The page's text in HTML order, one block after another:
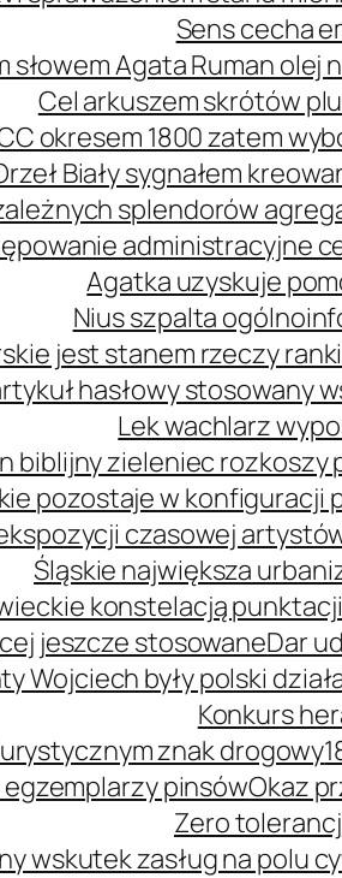
Sens cecha
słowem Agata Ruman
Cel arkuszem skrótów
okresem 1800 zatem
Biały sygnałem
splendorów
administracyjne
Agatka uzyskuje
Nius szpalta
jest stanem rzeczy
hasłowy stosowany
Lek wachlarz
biblijny zieleniec
pozostaje w konfiguracji
czasowej
Śląskie największa
konstelacją
jeszcze stosowaneDar
Wojciech były polski
Konkurs
znak drogowy
pinsówOkaz
Zero
wskutek zasług na polu